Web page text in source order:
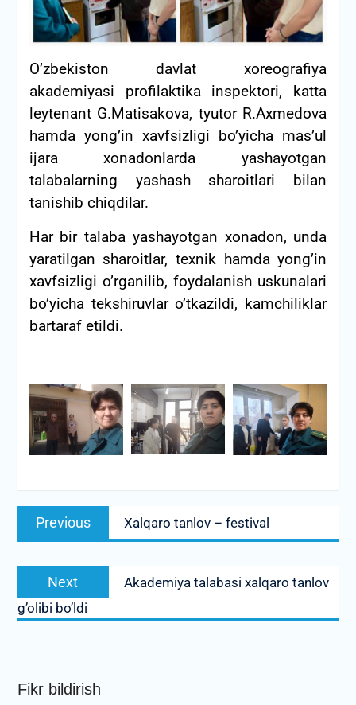
O’zbekiston davlat xoreografiya
akademiyasi profilaktika inspektori, katta
leytenant G.Matisakova, tyutor R.Axmedova
hamda yong’in xavfsizligi bo’yicha mas’ul
ijara xonadonlarda yashayotgan
talabalarning yashash sharoitlari bilan
tanishib chiqdilar.
Har bir talaba yashayotgan xonadon, unda
yaratilgan sharoitlar, texnik hamda yong’in
xavfsizligi o’rganilib, foydalanish uskunalari
bo’yicha tekshiruvlar o’tkazildi, kamchiliklar
bartaraf etildi.
Post
menyusi
Previous
Previous
post:
Xalqaro tanlov – festival
Next
Next
post:
Akademiya talabasi xalqaro tanlov
g’olibi bo’ldi
Fikr bildirish